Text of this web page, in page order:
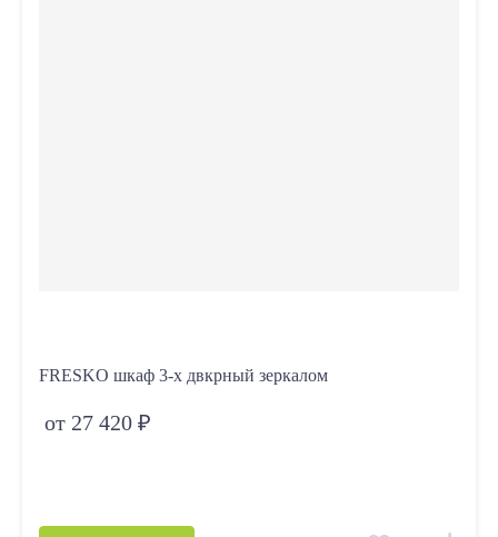
FRESKO шкаф 3-х двкрный зеркалом
от 27 420 ₽